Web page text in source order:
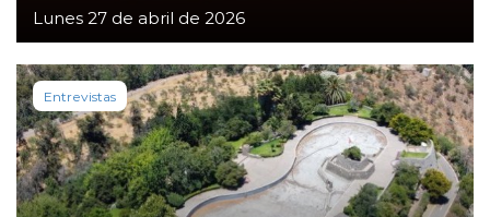
Lunes 27 de abril de 2026
Entrevistas